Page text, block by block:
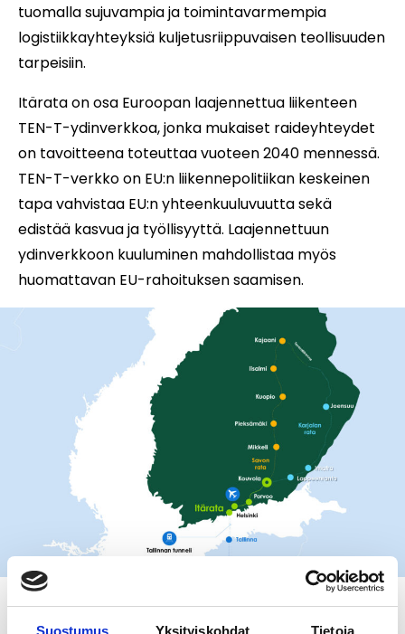
Suostumus Yksityiskohdat Tietoja
tuomalla sujuvampia ja toimintavarmempia
logistiikkayhteyksiä kuljetusriippuvaisen teollisuuden
tarpeisiin.
Itärata on osa Euroopan laajennettua liikenteen
TEN-T-ydinverkkoa, jonka mukaiset raideyhteydet
on tavoitteena toteuttaa vuoteen 2040 mennessä.
TEN-T-verkko on EU:n liikennepolitiikan keskeinen
tapa vahvistaa EU:n yhteenkuuluvuutta sekä
edistää kasvua ja työllisyyttä. Laajennettuun
ydinverkkoon kuuluminen mahdollistaa myös
huomattavan EU-rahoituksen saamisen.